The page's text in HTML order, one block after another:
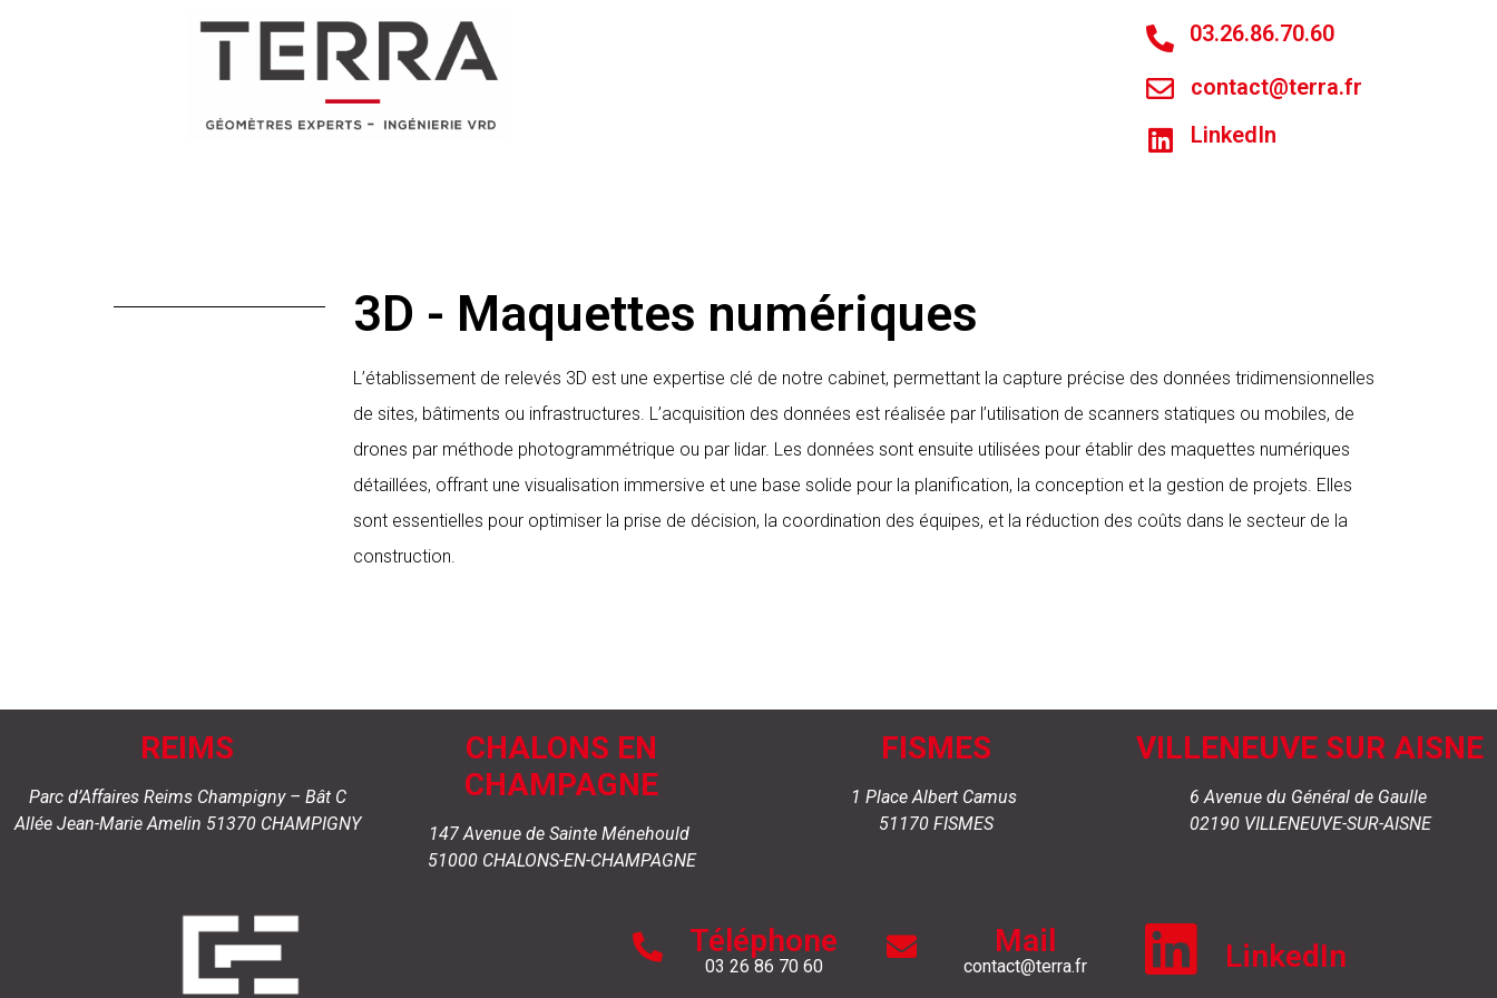
03.26.86.70.60
contact@terra.fr
LinkedIn
3D - Maquettes numériques
L’établissement de relevés 3D est une expertise clé de notre cabinet, permettant la capture précise des données tridimensionnelles
de sites, bâtiments ou infrastructures. L’acquisition des données est réalisée par l’utilisation de scanners statiques ou mobiles, de
drones par méthode photogrammétrique ou par lidar. Les données sont ensuite utilisées pour établir des maquettes numériques
détaillées, offrant une visualisation immersive et une base solide pour la planification, la conception et la gestion de projets. Elles
sont essentielles pour optimiser la prise de décision, la coordination des équipes, et la réduction des coûts dans le secteur de la
construction.
REIMS
Parc d’Affaires Reims Champigny – Bât C
Allée Jean-Marie Amelin 51370 CHAMPIGNY
CHALONS EN
CHAMPAGNE
147 Avenue de Sainte Ménehould
51000 CHALONS-EN-CHAMPAGNE
FISMES
1 Place Albert Camus
51170 FISMES
VILLENEUVE SUR AISNE
6 Avenue du Général de Gaulle
02190 VILLENEUVE-SUR-AISNE
Téléphone
03 26 86 70 60
Mail
contact@terra.fr LinkedIn